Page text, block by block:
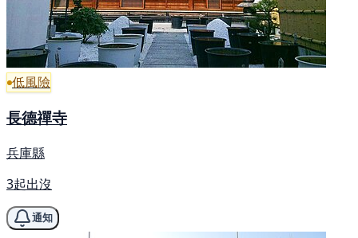
低風險
長德禪寺
兵庫縣
3起出沒
通知